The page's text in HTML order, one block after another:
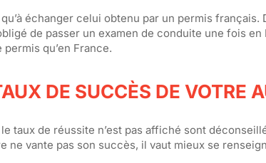
échanger celui obtenu par un permis
de passer un examen de conduite une fois
qu’en France.
DE SUCCÈS DE VOTRE
taux de réussite n’est pas affiché sont
ne vante pas son succès, il vaut mieux se